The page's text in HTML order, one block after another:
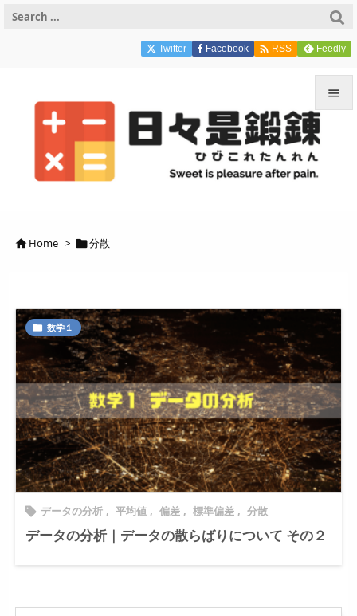

検索
Twitter Facebook  RSS Feedly
Home > 分散
 数学１
 データの分析 , 平均値 , 偏差 , 標準偏差 , 分散
データの分析｜データの散らばりについて その２